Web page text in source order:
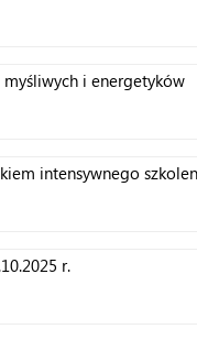
myśliwych i energetyków
intensywnego
i POSEIDON.
r.